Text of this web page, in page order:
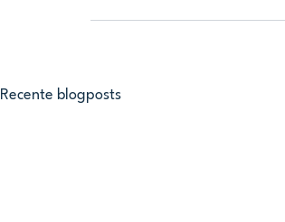
Recente blogposts